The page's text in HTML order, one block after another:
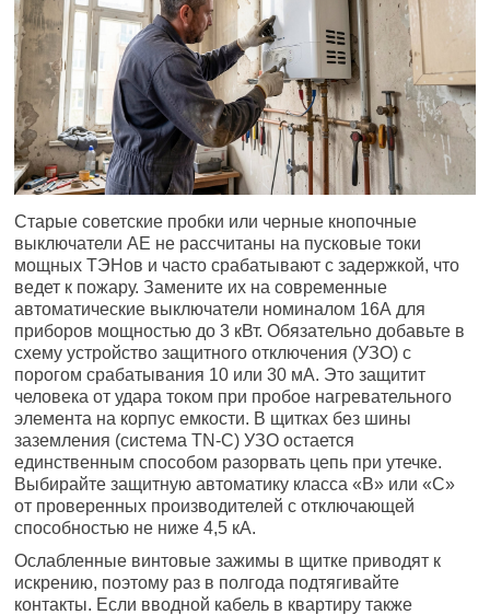
Старые советские пробки или черные кнопочные
выключатели АЕ не рассчитаны на пусковые токи
мощных ТЭНов и часто срабатывают с задержкой, что
ведет к пожару. Замените их на современные
автоматические выключатели номиналом 16А для
приборов мощностью до 3 кВт. Обязательно добавьте в
схему устройство защитного отключения (УЗО) с
порогом срабатывания 10 или 30 мА. Это защитит
человека от удара током при пробое нагревательного
элемента на корпус емкости. В щитках без шины
заземления (система TN-C) УЗО остается
единственным способом разорвать цепь при утечке.
Выбирайте защитную автоматику класса «В» или «С»
от проверенных производителей с отключающей
способностью не ниже 4,5 кА.
Ослабленные винтовые зажимы в щитке приводят к
искрению, поэтому раз в полгода подтягивайте
контакты. Если вводной кабель в квартиру также